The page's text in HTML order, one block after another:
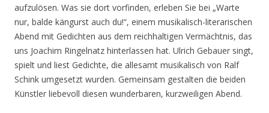
aufzulösen. Was sie dort vorfinden, erleben Sie bei „Warte
nur, balde kängurst auch du!“, einem musikalisch-literarischen
Abend mit Gedichten aus dem reichhaltigen Vermächtnis, das
uns Joachim Ringelnatz hinterlassen hat. Ulrich Gebauer singt,
spielt und liest Gedichte, die allesamt musikalisch von Ralf
Schink umgesetzt wurden. Gemeinsam gestalten die beiden
Künstler liebevoll diesen wunderbaren, kurzweiligen Abend.